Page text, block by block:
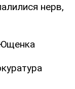
нерв,
Ющенка